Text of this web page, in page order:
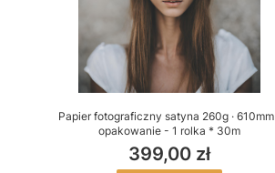
Papier fotograficzny satyna 260g · 610mm |
opakowanie - 1 rolka * 30m
399,00 zł